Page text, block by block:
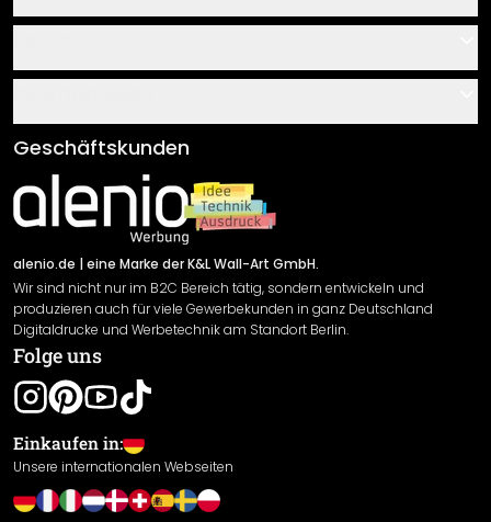
Über uns
Klebe- und Montageanleitungen
Newsletter An-/Abmeldung
Sendungsverfolgung
AGB
Impressum
Versand & Zahlung
Rücksendung
Widerrufsrecht
Datenschutzerklärung
Gewährleistung
Leistungserklärung / CE-Zeichen
Cookie Einstellungen
Geschäftskunden
alenio.de | eine Marke der K&L Wall-Art GmbH.
Wir sind nicht nur im B2C Bereich tätig, sondern entwickeln und
produzieren auch für viele Gewerbekunden in ganz Deutschland
Digitaldrucke und Werbetechnik am Standort Berlin.
Folge uns
Einkaufen in:
Unsere internationalen Webseiten